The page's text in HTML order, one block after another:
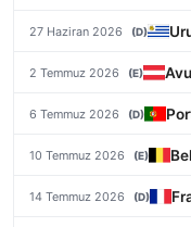
27 Haziran 2026 (D)
2 Temmuz 2026 (E)
6 Temmuz 2026 (D)
10 Temmuz 2026 (E)
14 Temmuz 2026 (D)